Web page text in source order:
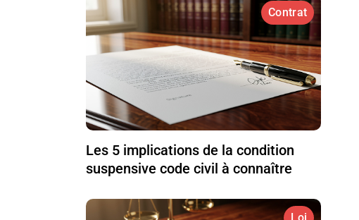
Contrat
Les 5 implications de la condition
suspensive code civil à connaître